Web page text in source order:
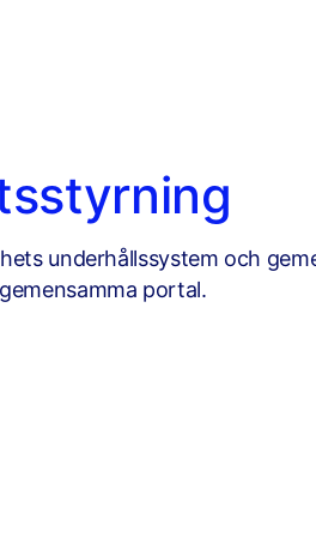
underhållssystem och
portal.